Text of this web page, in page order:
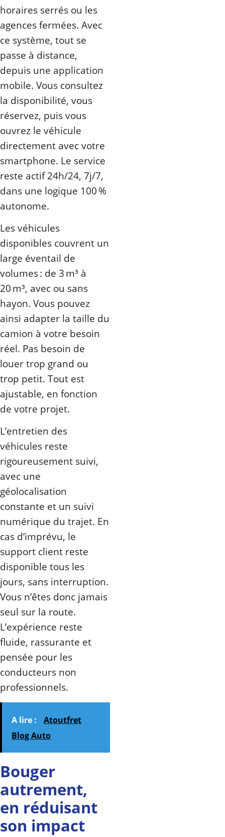
horaires serrés ou les
agences fermées. Avec
ce système, tout se
passe à distance,
depuis une application
mobile. Vous consultez
la disponibilité, vous
réservez, puis vous
ouvrez le véhicule
directement avec votre
smartphone. Le service
reste actif 24h/24, 7j/7,
dans une logique 100 %
autonome.
Les véhicules
disponibles couvrent un
large éventail de
volumes : de 3 m³ à
20 m³, avec ou sans
hayon. Vous pouvez
ainsi adapter la taille du
camion à votre besoin
réel. Pas besoin de
louer trop grand ou
trop petit. Tout est
ajustable, en fonction
de votre projet.
L’entretien des
véhicules reste
rigoureusement suivi,
avec une
géolocalisation
constante et un suivi
numérique du trajet. En
cas d’imprévu, le
support client reste
disponible tous les
jours, sans interruption.
Vous n’êtes donc jamais
seul sur la route.
L’expérience reste
fluide, rassurante et
pensée pour les
conducteurs non
professionnels.
A lire :
Atoutfret
Blog Auto
Bouger
autrement,
en réduisant
son impact